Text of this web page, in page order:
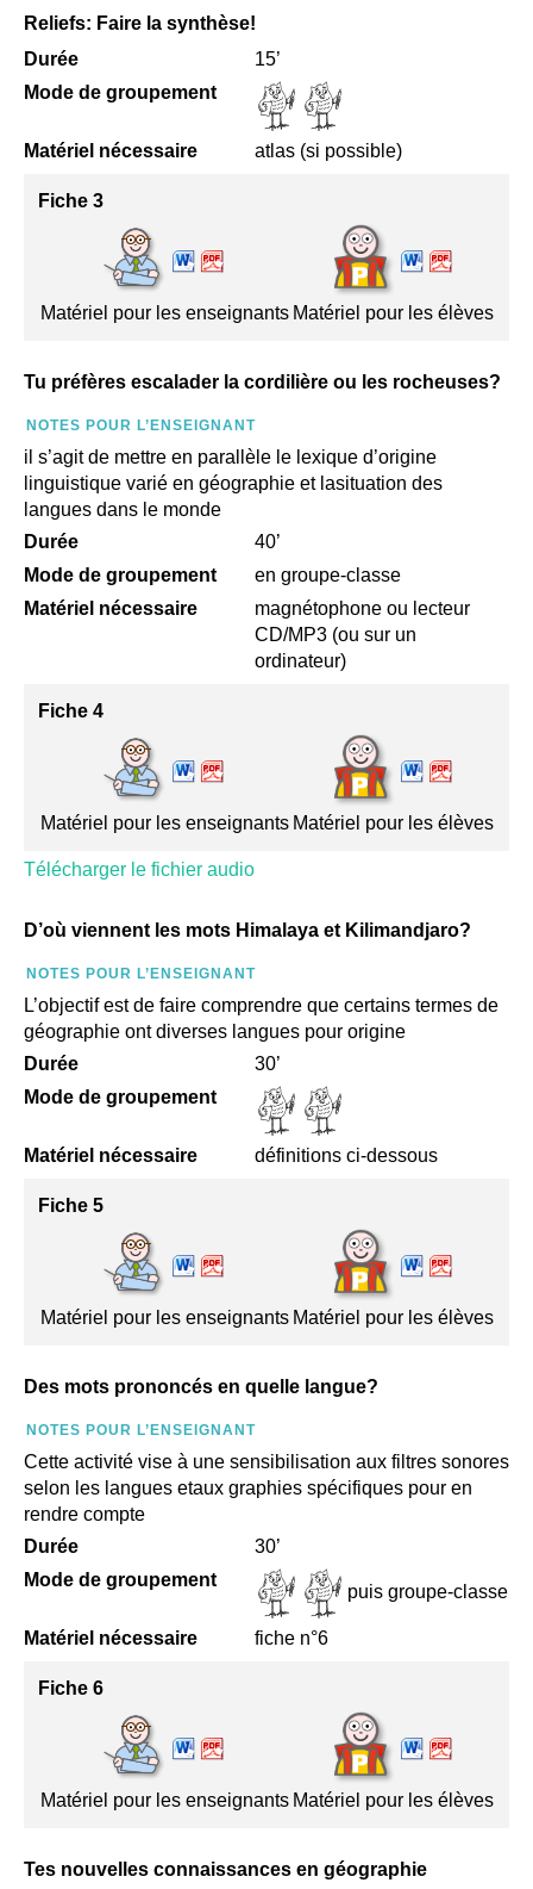
Reliefs: Faire la synthèse!
Durée
15’
Mode de groupement
Matériel nécessaire atlas (si possible)
Fiche 3
Matériel pour les enseignants Matériel pour les élèves
Tu préfères escalader la cordilière ou les rocheuses?
NOTES POUR L’ENSEIGNANT
il s’agit de mettre en parallèle le lexique d’origine
linguistique varié en géographie et lasituation des
langues dans le monde
Durée
40’
Mode de groupement
en groupe-classe
Matériel nécessaire
magnétophone ou lecteur
CD/MP3 (ou sur un
ordinateur)
Fiche 4
Matériel pour les enseignants Matériel pour les élèves
Télécharger le fichier audio
D’où viennent les mots Himalaya et Kilimandjaro?
NOTES POUR L’ENSEIGNANT
L’objectif est de faire comprendre que certains termes de
géographie ont diverses langues pour origine
Durée
30’
Mode de groupement
Matériel nécessaire définitions ci-dessous
Fiche 5
Matériel pour les enseignants Matériel pour les élèves
Des mots prononcés en quelle langue?
NOTES POUR L’ENSEIGNANT
Cette activité vise à une sensibilisation aux filtres sonores
selon les langues etaux graphies spécifiques pour en
rendre compte
Durée
30’
Mode de groupement
puis groupe-classe
Matériel nécessaire fiche n°6
Fiche 6
Matériel pour les enseignants Matériel pour les élèves
Tes nouvelles connaissances en géographie